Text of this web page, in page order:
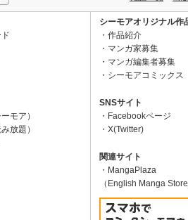
モア）
放題）
シーモアオリジナル作
作品紹介
マンガ家募集
マンガ編集者募集
シーモアコミックス
SNSサイト
Facebookページ
X(Twitter)
関連サイト
MangaPlaza
（English Manga Store